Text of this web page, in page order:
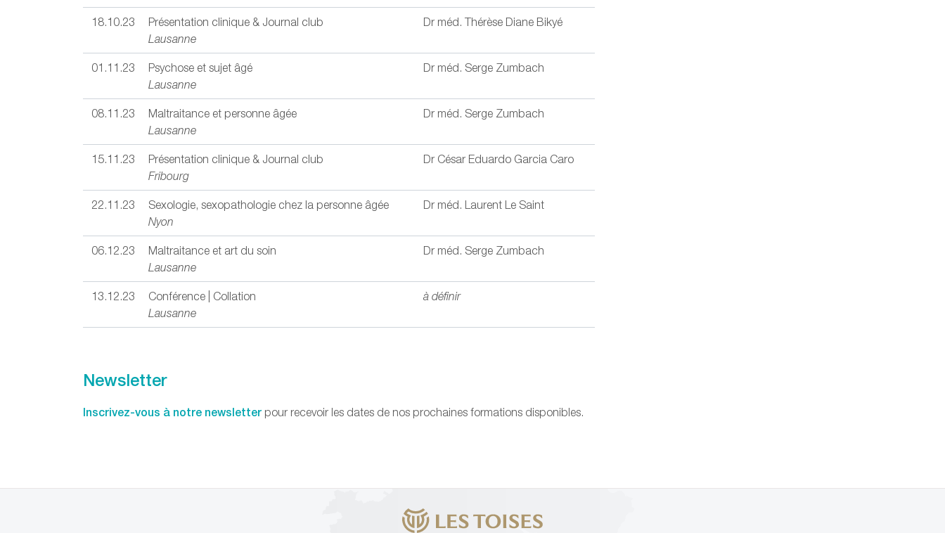
18.10.23
Présentation clinique & Journal club
Lausanne
Dr méd. Thérèse Diane Bikyé
01.11.23
Psychose et sujet âgé
Lausanne
Dr méd. Serge Zumbach
08.11.23
Maltraitance et personne âgée
Lausanne
Dr méd. Serge Zumbach
15.11.23
Présentation clinique & Journal club
Fribourg
Dr César Eduardo Garcia Caro
22.11.23
Sexologie, sexopathologie chez la personne âgée
Nyon
Dr méd. Laurent Le Saint
06.12.23
Maltraitance et art du soin
Lausanne
Dr méd. Serge Zumbach
13.12.23
Conférence | Collation
Lausanne
à définir
Newsletter
Inscrivez-vous à notre newsletter pour recevoir les dates de nos prochaines formations disponibles.